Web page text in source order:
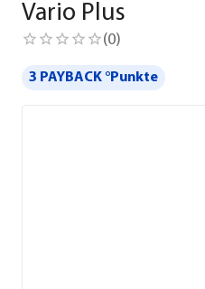
Vario Plus
(0)
3 PAYBACK °Punkte